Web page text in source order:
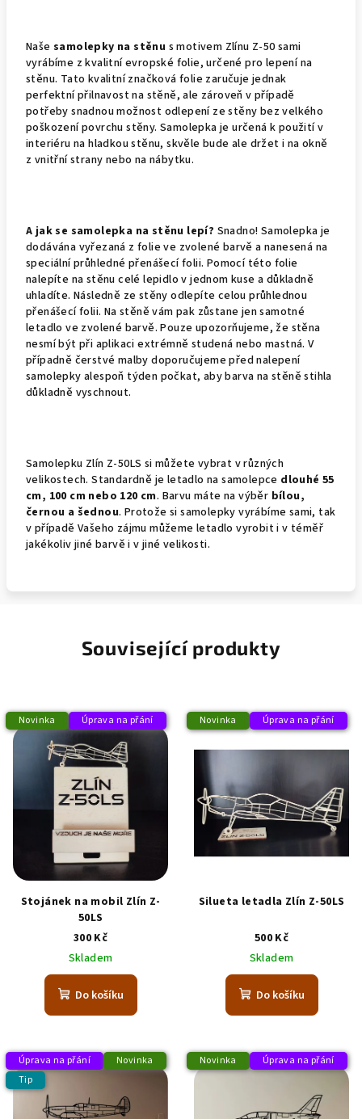
Naše samolepky na stěnu s motivem Zlínu Z-50 sami
vyrábíme z kvalitní evropské folie, určené pro lepení na
stěnu. Tato kvalitní značková folie zaručuje jednak
perfektní přilnavost na stěně, ale zároveň v případě
potřeby snadnou možnost odlepení ze stěny bez velkého
poškození povrchu stěny. Samolepka je určená k použití v
interiéru na hladkou stěnu, skvěle bude ale držet i na okně
z vnitřní strany nebo na nábytku.
A jak se samolepka na stěnu lepí? Snadno! Samolepka je
dodávána vyřezaná z folie ve zvolené barvě a nanesená na
speciální průhledné přenášecí folii. Pomocí této folie
nalepíte na stěnu celé lepidlo v jednom kuse a důkladně
uhladíte. Následně ze stěny odlepíte celou průhlednou
přenášecí folii. Na stěně vám pak zůstane jen samotné
letadlo ve zvolené barvě. Pouze upozorňujeme, že stěna
nesmí být při aplikaci extrémně studená nebo mastná. V
případně čerstvé malby doporučujeme před nalepení
samolepky alespoň týden počkat, aby barva na stěně stihla
důkladně vyschnout.
Samolepku Zlín Z-50LS si můžete vybrat v různých
velikostech. Standardně je letadlo na samolepce dlouhé 55
cm, 100 cm nebo 120 cm. Barvu máte na výběr bílou,
černou a šednou. Protože si samolepky vyrábíme sami, tak
v případě Vašeho zájmu můžeme letadlo vyrobit i v téměř
jakékoliv jiné barvě i v jiné velikosti.
Související produkty
Novinka Úprava na přání
Stojánek na mobil Zlín Z-
50LS
300 Kč
Skladem
Do košíku
Novinka Úprava na přání
Silueta letadla Zlín Z-50LS
500 Kč
Skladem
Do košíku
Úprava na přání
Novinka
Tip
Novinka Úprava na přání